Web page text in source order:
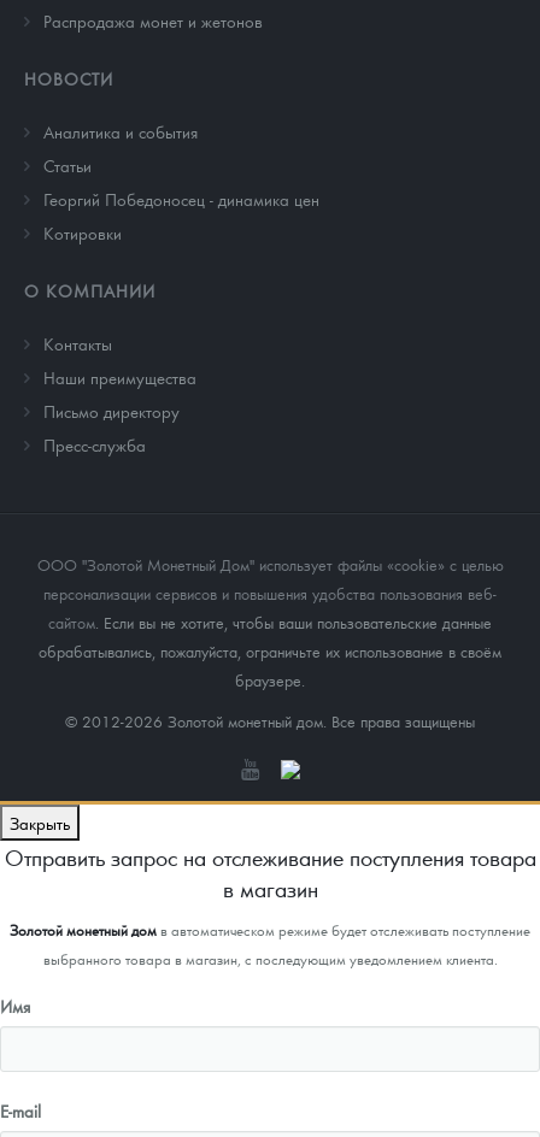
Распродажа монет и жетонов
НОВОСТИ
Аналитика и события
Cтатьи
Георгий Победоносец - динамика цен
Котировки
О КОМПАНИИ
Контакты
Наши преимущества
Письмо директору
Пресс-служба
ООО "Золотой Монетный Дом" использует файлы «cookie» с целью
персонализации сервисов и повышения удобства пользования веб-
сайтом. Если вы не хотите, чтобы ваши пользовательские данные
обрабатывались, пожалуйста, ограничьте их использование в своём
браузере.
© 2012-2026 Золотой монетный дом. Все права защищены
Закрыть
Отправить запрос на отслеживание поступления товара
в магазин
Золотой монетный домв автоматическом режиме будет отслеживать поступление
выбранного товара в магазин, с последующим уведомлением клиента.
Имя
E-mail